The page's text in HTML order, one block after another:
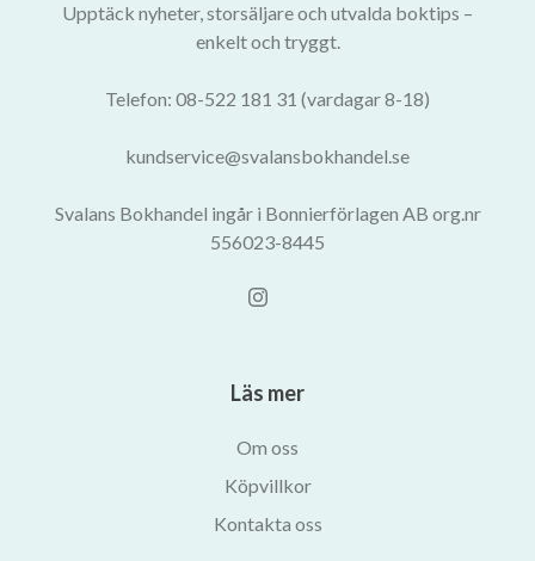
Upptäck nyheter, storsäljare och utvalda boktips –
enkelt och tryggt.
Telefon: 08-522 181 31 (vardagar 8-18)
kundservice@svalansbokhandel.se
Svalans Bokhandel ingår i Bonnierförlagen AB org.nr
556023-8445
Läs mer
Om oss
Köpvillkor
Kontakta oss